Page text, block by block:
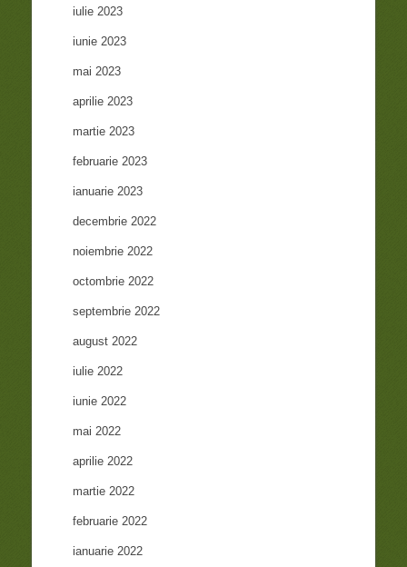
iulie 2023
iunie 2023
mai 2023
aprilie 2023
martie 2023
februarie 2023
ianuarie 2023
decembrie 2022
noiembrie 2022
octombrie 2022
septembrie 2022
august 2022
iulie 2022
iunie 2022
mai 2022
aprilie 2022
martie 2022
februarie 2022
ianuarie 2022